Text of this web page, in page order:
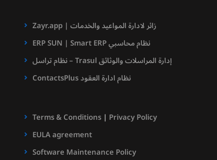
Zayr.app | زائر لادارة المواعيد والخدمات
ERP SUN | Smart ERP نظام محاسبي
نظام تراسل – Trasul إدارة المراسلات والوثائق
ContactsPlus نظام ادارة العقود
Terms & Conditions| Privacy Policy
EULA agreement
Software Maintenance Policy